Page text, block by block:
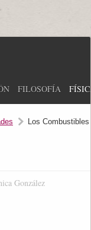
FILOSOFÍA
Los Combustibles
González